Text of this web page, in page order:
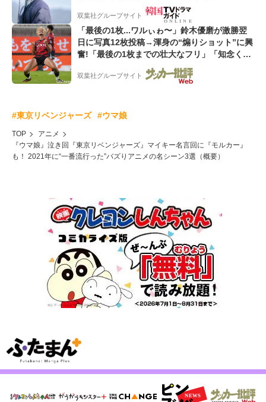
双葉社グループサイト
「最後の1枚...ワルぃゎ〜」鈴木優磨が激勝翌
日に写真12枚投稿→渾身の“煽りショット”に興
奮!「最後の1枚までの壮大なフリ」「知念くん
のことどんだけ好きなんよw」
双葉社グループサイト
#東京リベンジャーズ #ウマ娘
TOP
アニメ
『ウマ娘』泣き回『東京リベンジャーズ』マイキー名言回に『モルカー』
も！ 2021年に“一番流行った”バズりアニメの名シーン3選（概要）